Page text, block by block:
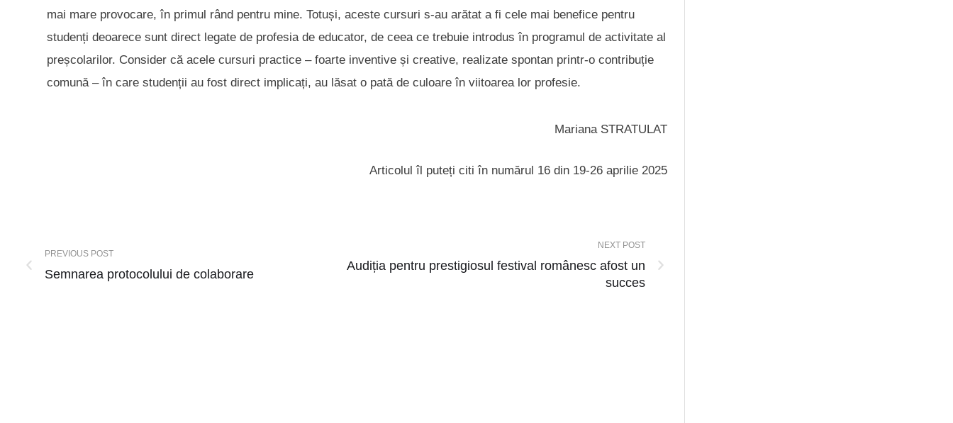
mai mare provocare, în primul rând pentru mine. Totuși, aceste cursuri s-au arătat a fi cele mai benefice pentru
studenți deoarece sunt direct legate de profesia de educator, de ceea ce trebuie introdus în programul de activitate al
preșcolarilor. Consider că acele cursuri practice – foarte inventive și creative, realizate spontan printr-o contribuție
comună – în care studenții au fost direct implicați, au lăsat o pată de culoare în viitoarea lor profesie.
Mariana STRATULAT
Articolul îl puteți citi în numărul 16 din 19-26 aprilie 2025
PREVIOUS POST
Semnarea protocolului de colaborare
NEXT POST
Audiția pentru prestigiosul festival românesc afost un
succes